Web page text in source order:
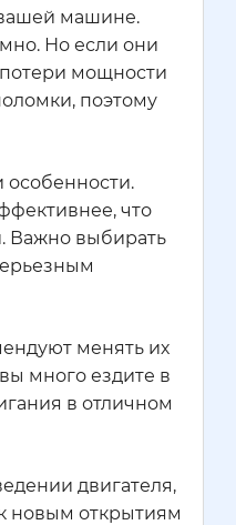
вашей машине.
Но если они
мощности
поэтому
особенности.
что
Важно выбирать
менять их
много ездите в
в отличном
двигателя,
новым открытиям